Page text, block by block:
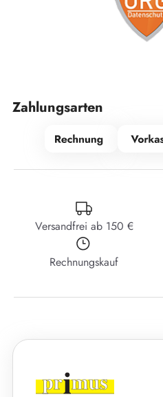
Zahlungsarten
Versandfrei ab 150 €
Rechnungskauf